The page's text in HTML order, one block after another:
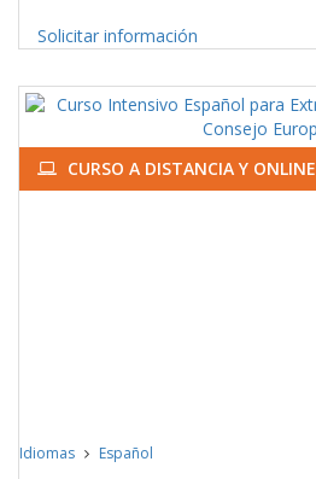
Solicitar información
CURSO A DISTANCIA Y ONLINE
Idiomas Español